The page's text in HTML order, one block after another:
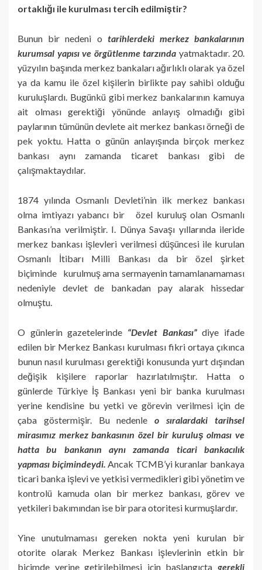
ortaklığı ile kurulması tercih edilmiştir?
Bunun bir nedeni o tarihlerdeki merkez bankalarının
kurumsal yapısı ve örgütlenme tarzında yatmaktadır. 20.
yüzyılın başında merkez bankaları ağırlıklı olarak ya özel
ya da kamu ile özel kişilerin birlikte pay sahibi olduğu
kuruluşlardı. Bugünkü gibi merkez bankalarının kamuya
ait olması gerektiği yönünde anlayış olmadığı gibi
paylarının tümünün devlete ait merkez bankası örneği de
pek yoktu. Hatta o günün anlayışında birçok merkez
bankası aynı zamanda ticaret bankası gibi de
çalışmaktaydılar.
1874 yılında Osmanlı Devleti’nin ilk merkez bankası
olma imtiyazı yabancı bir özel kuruluş olan Osmanlı
Bankası’na verilmiştir. I. Dünya Savaşı yıllarında ileride
merkez bankası işlevleri verilmesi düşüncesi ile kurulan
Osmanlı İtibarı Milli Bankası da bir özel şirket
biçiminde kurulmuş ama sermayenin tamamlanamaması
nedeniyle devlet de bankadan pay alarak hissedar
olmuştu.
O günlerin gazetelerinde “Devlet Bankası”diye ifade
edilen bir Merkez Bankası kurulması fikri ortaya çıkınca
bunun nasıl kurulması gerektiği konusunda yurt dışından
değişik kişilere raporlar hazırlatılmıştır. Hatta o
günlerde Türkiye İş Bankası yeni bir banka kurulması
yerine kendisine bu yetki ve görevin verilmesi için de
çaba göstermişir. Bu nedenleo sıralardaki tarihsel
mirasımız merkez bankasının özel bir kuruluş olması ve
hatta bu bankanın aynı zamanda ticari bankacılık
yapması biçimindeydi. Ancak TCMB’yi kuranlar bankaya
ticari banka işlevi ve yetkisi vermedikleri gibi yönetim ve
kontrolü kamuda olan bir merkez bankası, görev ve
yetkileri bakımından ise bir para otoritesi kurmuşlardır.
Yine unutulmaması gereken nokta yeni kurulan bir
otorite olarak Merkez Bankası işlevlerinin etkin bir
biçimde yerine getirilebilmesi için başlangıçta gerekli